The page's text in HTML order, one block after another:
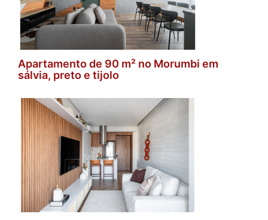
Apartamento de 90 m² no Morumbi em
sálvia, preto e tijolo